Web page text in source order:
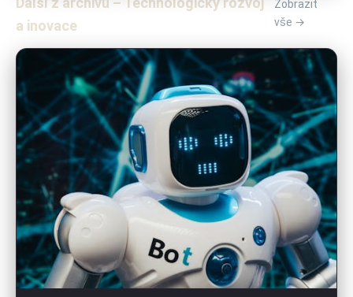
a inovace
Zobrazit
vše →